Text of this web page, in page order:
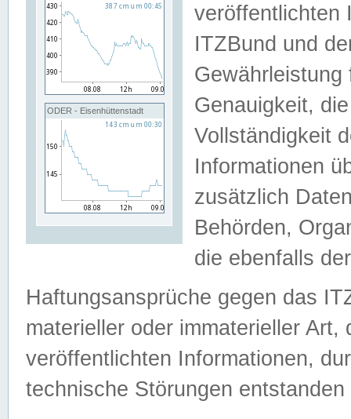
ODER - Eisenhüttenstadt
veröffentlichten
ITZBund und
Genauigkeit,
Vollständigkeit
Informationen
zusätzlich
Behörden,
die ebenfalls
Haftungsansprüche gegen das
materieller oder immaterieller
veröffentlichten Informationen,
technische Störungen